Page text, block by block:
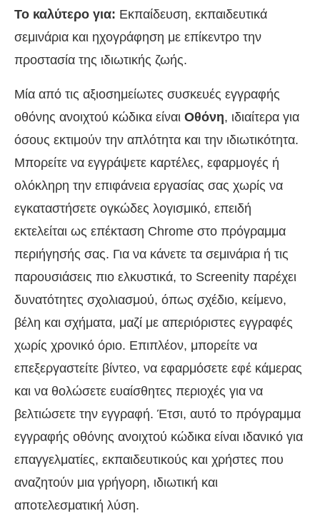
Το καλύτερο για: Εκπαίδευση, εκπαιδευτικά
σεμινάρια και ηχογράφηση με επίκεντρο την
προστασία της ιδιωτικής ζωής.
Μία από τις αξιοσημείωτες συσκευές εγγραφής
οθόνης ανοιχτού κώδικα είναι Οθόνη, ιδιαίτερα για
όσους εκτιμούν την απλότητα και την ιδιωτικότητα.
Μπορείτε να εγγράψετε καρτέλες, εφαρμογές ή
ολόκληρη την επιφάνεια εργασίας σας χωρίς να
εγκαταστήσετε ογκώδες λογισμικό, επειδή
εκτελείται ως επέκταση Chrome στο πρόγραμμα
περιήγησής σας. Για να κάνετε τα σεμινάρια ή τις
παρουσιάσεις πιο ελκυστικά, το Screenity παρέχει
δυνατότητες σχολιασμού, όπως σχέδιο, κείμενο,
βέλη και σχήματα, μαζί με απεριόριστες εγγραφές
χωρίς χρονικό όριο. Επιπλέον, μπορείτε να
επεξεργαστείτε βίντεο, να εφαρμόσετε εφέ κάμερας
και να θολώσετε ευαίσθητες περιοχές για να
βελτιώσετε την εγγραφή. Έτσι, αυτό το πρόγραμμα
εγγραφής οθόνης ανοιχτού κώδικα είναι ιδανικό για
επαγγελματίες, εκπαιδευτικούς και χρήστες που
αναζητούν μια γρήγορη, ιδιωτική και
αποτελεσματική λύση.